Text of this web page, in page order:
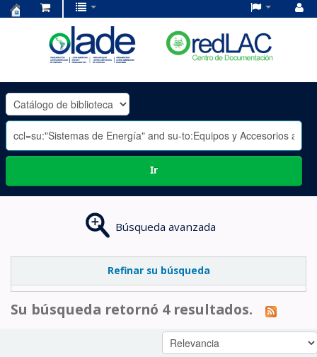
OLADE
-
Ir
Búsqueda avanzada
Refinar su búsqueda
Su búsqueda retornó 4 resultados.